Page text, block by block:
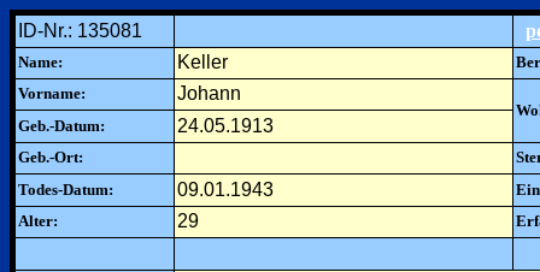
ID-Nr.: 135081
Name: Keller
Vorname:
Johann
Geb.-Datum:
24.05.1913
Geb.-Ort:
Todes-Datum:
09.01.1943
Alter:
29